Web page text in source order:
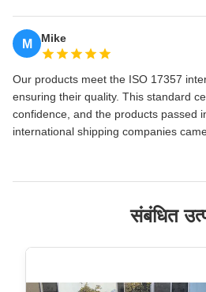
M Mike
Our products meet the ISO 17357
ensuring their quality. This standard
confidence, and the products passed
international shipping companies
संबंधित